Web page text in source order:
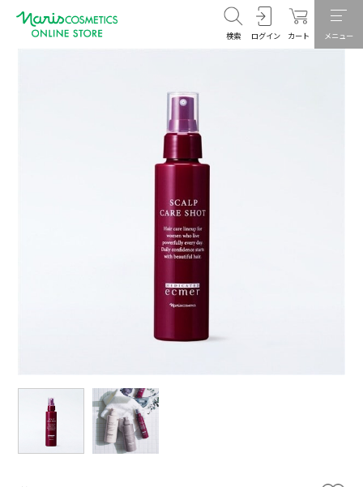
検索 ログイン カート メニュー